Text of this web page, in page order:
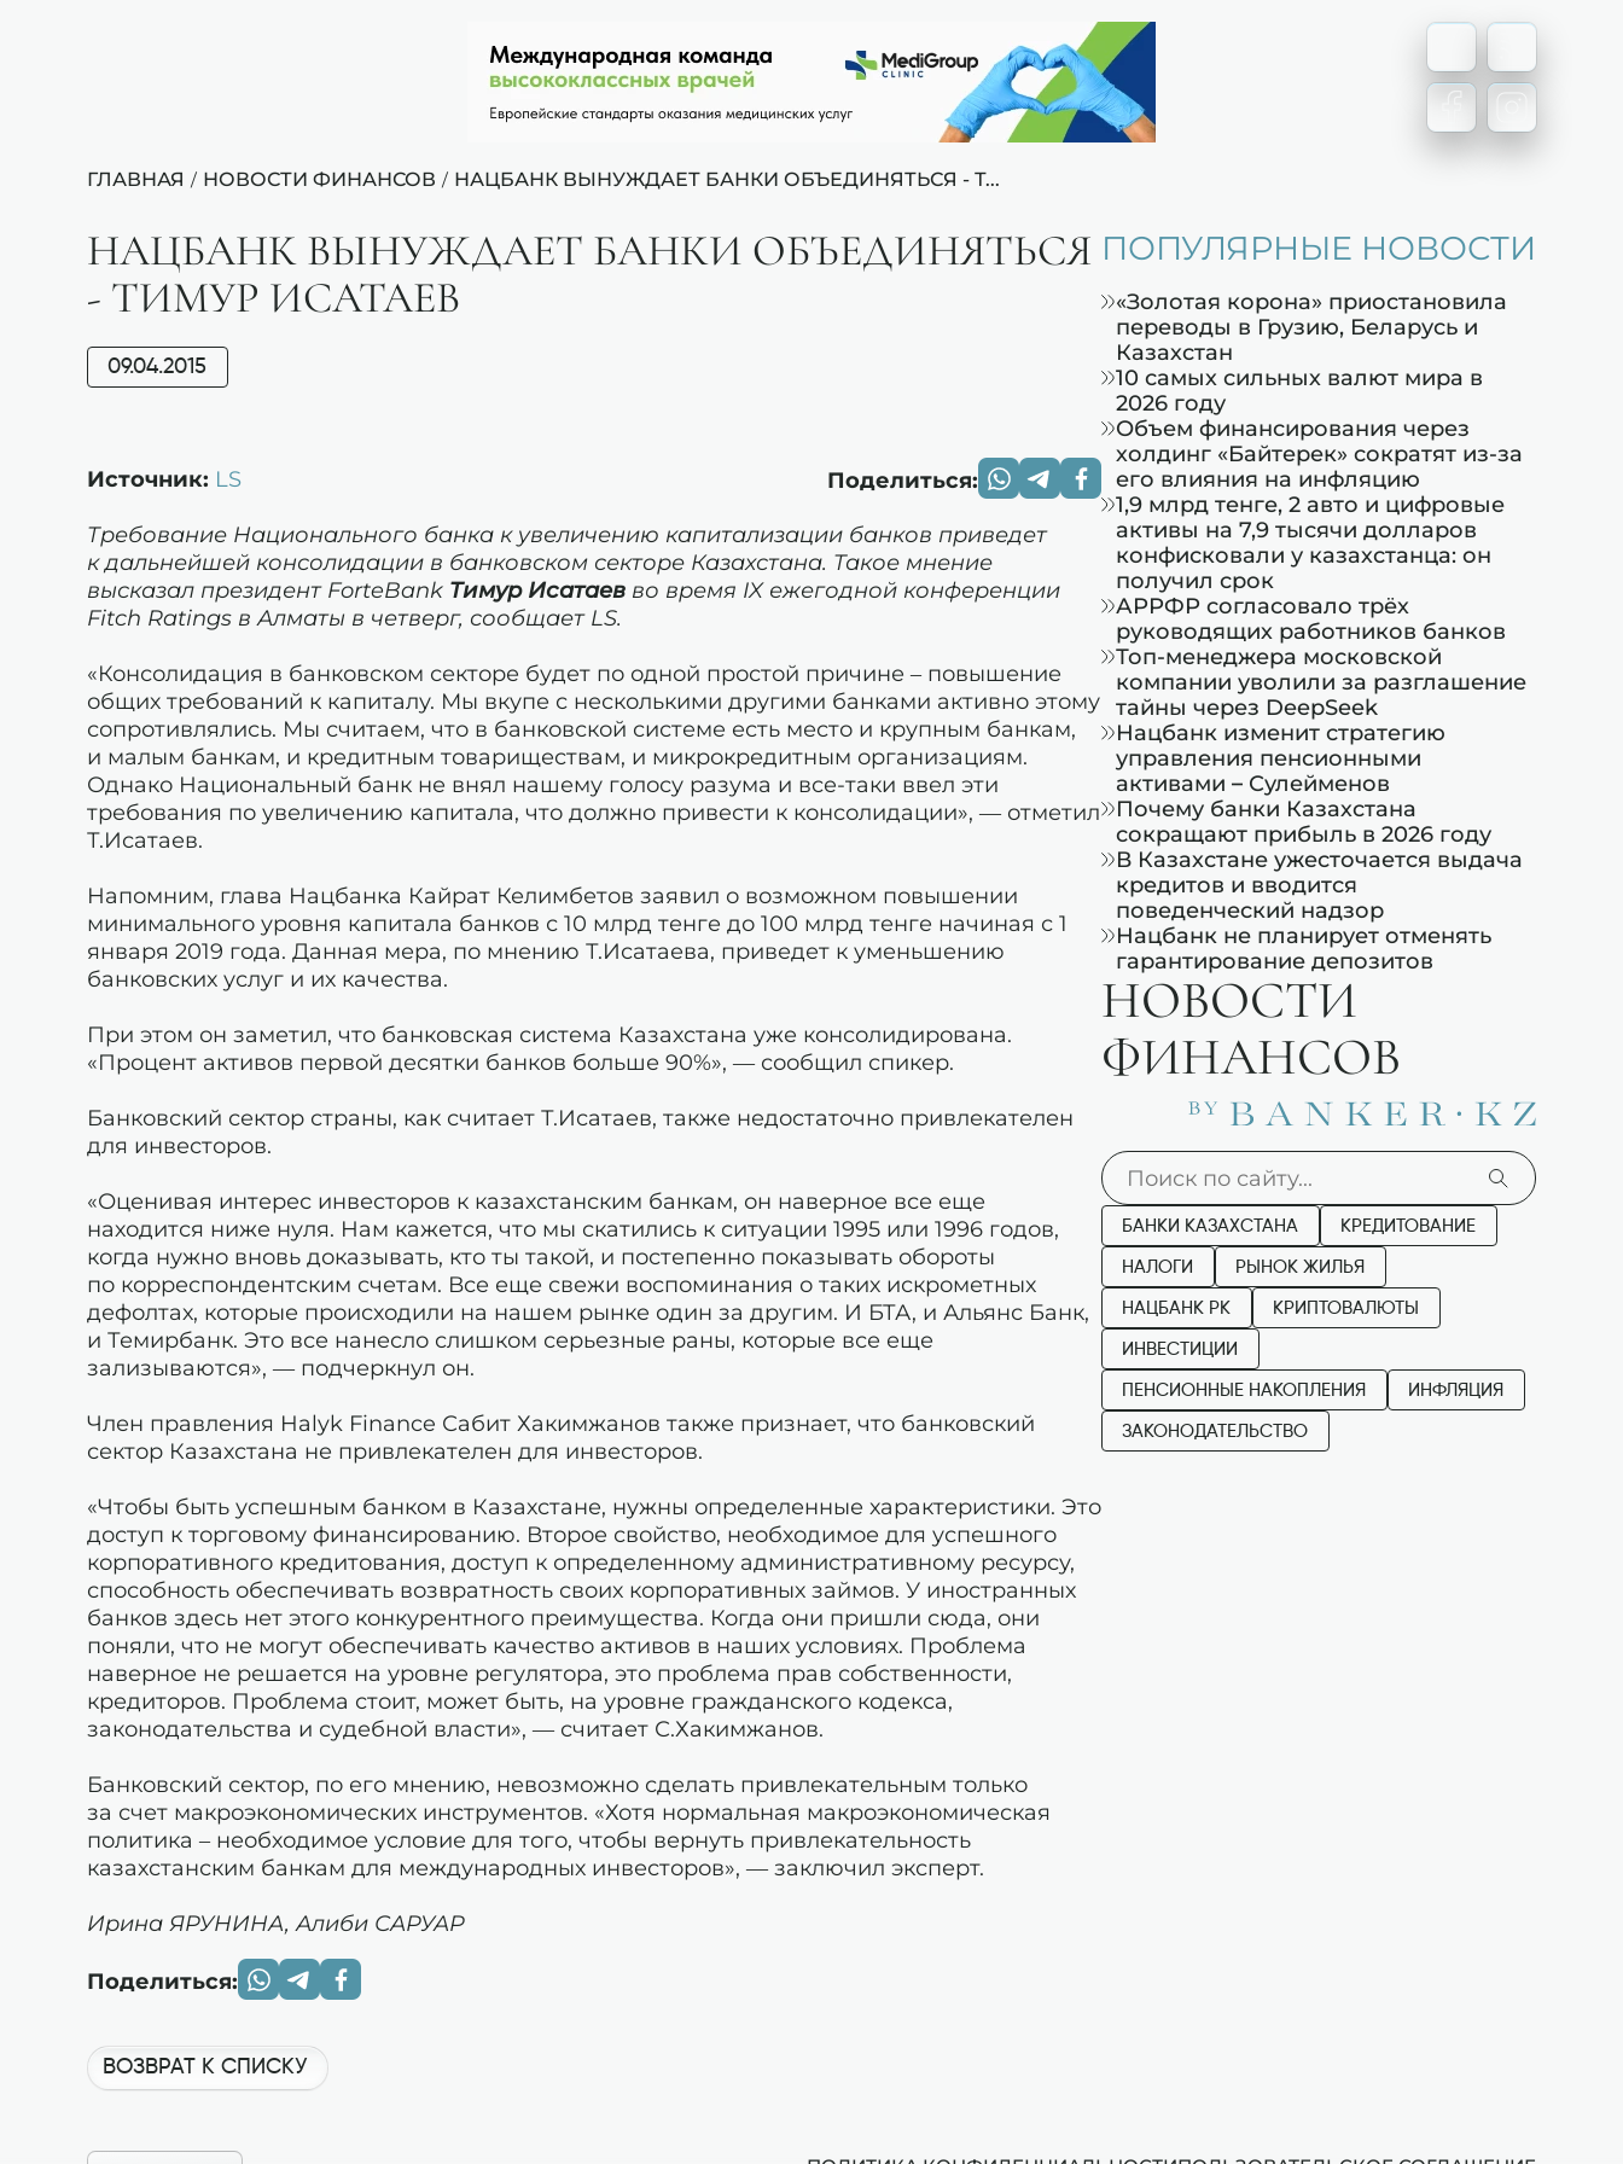
ГЛАВНАЯ / НОВОСТИ ФИНАНСОВ / НАЦБАНК ВЫНУЖДАЕТ БАНКИ ОБЪЕДИНЯТЬСЯ - Т...
НАЦБАНК ВЫНУЖДАЕТ БАНКИ ОБЪЕДИНЯТЬСЯ
- ТИМУР ИСАТАЕВ
09.04.2015
Источник: LS Поделиться:
Требование Национального банка к увеличению капитализации банков приведет
к дальнейшей консолидации в банковском секторе Казахстана. Такое мнение
высказал президент ForteBank Тимур Исатаев во время IX ежегодной конференции
Fitch Ratings в Алматы в четверг, сообщает LS.
«Консолидация в банковском секторе будет по одной простой причине – повышение
общих требований к капиталу. Мы вкупе с несколькими другими банками активно этому
сопротивлялись. Мы считаем, что в банковской системе есть место и крупным банкам,
и малым банкам, и кредитным товариществам, и микрокредитным организациям.
Однако Национальный банк не внял нашему голосу разума и все-таки ввел эти
требования по увеличению капитала, что должно привести к консолидации», — отметил
Т.Исатаев.
Напомним, глава Нацбанка Кайрат Келимбетов заявил о возможном повышении
минимального уровня капитала банков с 10 млрд тенге до 100 млрд тенге начиная с 1
января 2019 года. Данная мера, по мнению Т.Исатаева, приведет к уменьшению
банковских услуг и их качества.
При этом он заметил, что банковская система Казахстана уже консолидирована.
«Процент активов первой десятки банков больше 90%», — сообщил спикер.
Банковский сектор страны, как считает Т.Исатаев, также недостаточно привлекателен
для инвесторов.
«Оценивая интерес инвесторов к казахстанским банкам, он наверное все еще
находится ниже нуля. Нам кажется, что мы скатились к ситуации 1995 или 1996 годов,
когда нужно вновь доказывать, кто ты такой, и постепенно показывать обороты
по корреспондентским счетам. Все еще свежи воспоминания о таких искрометных
дефолтах, которые происходили на нашем рынке один за другим. И БТА, и Альянс Банк,
и Темирбанк. Это все нанесло слишком серьезные раны, которые все еще
зализываются», — подчеркнул он.
Член правления Halyk Finance Сабит Хакимжанов также признает, что банковский
сектор Казахстана не привлекателен для инвесторов.
«Чтобы быть успешным банком в Казахстане, нужны определенные характеристики. Это
доступ к торговому финансированию. Второе свойство, необходимое для успешного
корпоративного кредитования, доступ к определенному административному ресурсу,
способность обеспечивать возвратность своих корпоративных займов. У иностранных
банков здесь нет этого конкурентного преимущества. Когда они пришли сюда, они
поняли, что не могут обеспечивать качество активов в наших условиях. Проблема
наверное не решается на уровне регулятора, это проблема прав собственности,
кредиторов. Проблема стоит, может быть, на уровне гражданского кодекса,
законодательства и судебной власти», — считает С.Хакимжанов.
Банковский сектор, по его мнению, невозможно сделать привлекательным только
за счет макроэкономических инструментов. «Хотя нормальная макроэкономическая
политика – необходимое условие для того, чтобы вернуть привлекательность
казахстанским банкам для международных инвесторов», — заключил эксперт.
Ирина ЯРУНИНА, Алиби САРУАР
Поделиться:
ВОЗВРАТ К СПИСКУ
ПОПУЛЯРНЫЕ НОВОСТИ
«Золотая корона» приостановила
переводы в Грузию, Беларусь и
Казахстан
10 самых сильных валют мира в
2026 году
Объем финансирования через
холдинг «Байтерек» сократят из-за
его влияния на инфляцию
1,9 млрд тенге, 2 авто и цифровые
активы на 7,9 тысячи долларов
конфисковали у казахстанца: он
получил срок
АРРФР согласовало трёх
руководящих работников банков
Топ-менеджера московской
компании уволили за разглашение
тайны через DeepSeek
Нацбанк изменит стратегию
управления пенсионными
активами – Сулейменов
Почему банки Казахстана
сокращают прибыль в 2026 году
В Казахстане ужесточается выдача
кредитов и вводится
поведенческий надзор
Нацбанк не планирует отменять
гарантирование депозитов
НОВОСТИ
ФИНАНСОВ
БАНКИ КАЗАХСТАНА КРЕДИТОВАНИЕ
НАЛОГИ РЫНОК ЖИЛЬЯ
НАЦБАНК РК КРИПТОВАЛЮТЫ
ИНВЕСТИЦИИ
ПЕНСИОННЫЕ НАКОПЛЕНИЯ ИНФЛЯЦИЯ
ЗАКОНОДАТЕЛЬСТВО